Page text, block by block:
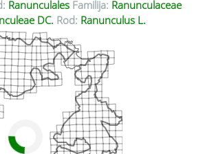
Ranunculales Familija: Ranunculaceae
DC. Rod: Ranunculus L.